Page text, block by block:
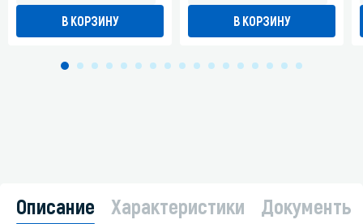
В КОРЗИНУ В КОРЗИНУ
Описание Характеристики Документы